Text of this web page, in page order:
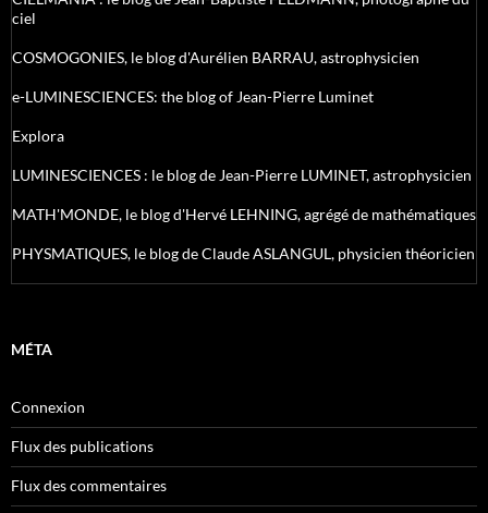
ciel
COSMOGONIES, le blog d'Aurélien BARRAU, astrophysicien
e-LUMINESCIENCES: the blog of Jean-Pierre Luminet
Explora
LUMINESCIENCES : le blog de Jean-Pierre LUMINET, astrophysicien
MATH'MONDE, le blog d'Hervé LEHNING, agrégé de mathématiques
PHYSMATIQUES, le blog de Claude ASLANGUL, physicien théoricien
MÉTA
Connexion
Flux des publications
Flux des commentaires